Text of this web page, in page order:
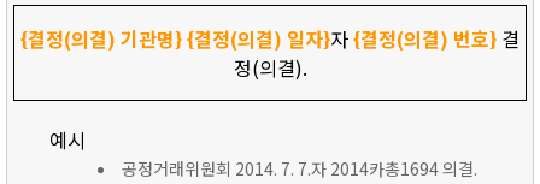
{결정(의결) 기관명}{결정(의결) 일자}자{결정(의결) 번호} 결
정(의결).
예시
공정거래위원회 2014. 7. 7.자 2014카총1694 의결.